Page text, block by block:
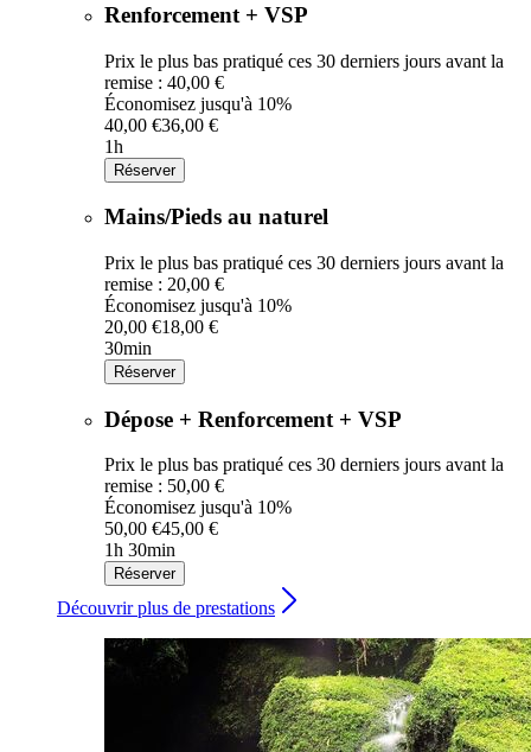
Renforcement + VSP
Prix le plus bas pratiqué ces 30 derniers jours avant la
remise : 40,00 €
Économisez jusqu'à 10%
40,00 €36,00 €
1h
Réserver
Mains/Pieds au naturel
Prix le plus bas pratiqué ces 30 derniers jours avant la
remise : 20,00 €
Économisez jusqu'à 10%
20,00 €18,00 €
30min
Réserver
Dépose + Renforcement + VSP
Prix le plus bas pratiqué ces 30 derniers jours avant la
remise : 50,00 €
Économisez jusqu'à 10%
50,00 €45,00 €
1h 30min
Réserver
Découvrir plus de prestations